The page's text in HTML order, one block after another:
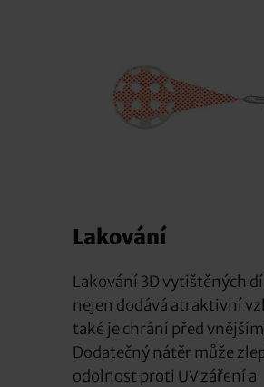
Lakování
Lakování 3D vytištěných
nejen dodává atraktivní
také je chrání před
Dodatečný nátěr může
odolnost proti UV záření a